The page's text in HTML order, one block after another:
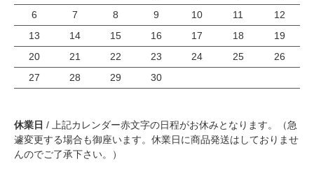
6
7 8 9 10 11
12
13
14 15 16 17 18
19
20
21 22 23 24 25
26
27
28 29 30
休業日 / 上記カレンダー赤文字の日程がお休みとなります。（急
遽変更する場合も御座います。休業日に商品発送はしておりませ
んのでご了承下さい。）